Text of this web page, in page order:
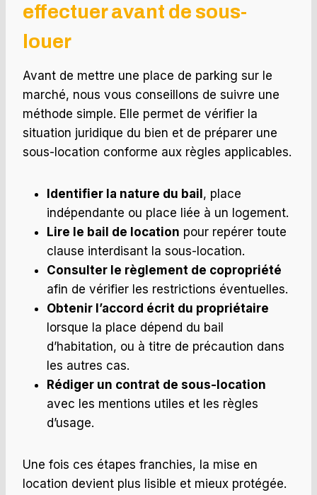
effectuer avant de sous-
louer
Avant de mettre une place de parking sur le
marché, nous vous conseillons de suivre une
méthode simple. Elle permet de vérifier la
situation juridique du bien et de préparer une
sous-location conforme aux règles applicables.
Identifier la nature du bail , place
indépendante ou place liée à un logement.
Lire le bail de location pour repérer toute
clause interdisant la sous-location.
Consulter le règlement de copropriété
afin de vérifier les restrictions éventuelles.
Obtenir l’accord écrit du propriétaire
lorsque la place dépend du bail
d’habitation, ou à titre de précaution dans
les autres cas.
Rédiger un contrat de sous-location
avec les mentions utiles et les règles
d’usage.
Une fois ces étapes franchies, la mise en
location devient plus lisible et mieux protégée.